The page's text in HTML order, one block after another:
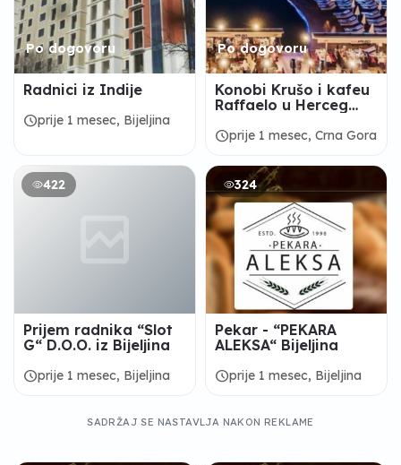
Po dogovoru
Radnici iz Indije
scheduleprije 1 mesec, Bijeljina
Po dogovoru
Konobi Krušo i kafeu
Raffaelo u Herceg
radnici
scheduleprije 1 mesec, Crna Gora
422
Prijem radnika “Slot
G“ D.O.O. iz Bijeljina
scheduleprije 1 mesec, Bijeljina
324
Pekar - “PEKARA
ALEKSA“ Bijeljina
scheduleprije 1 mesec, Bijeljina
SADRŽAJ SE NASTAVLJA NAKON REKLAME